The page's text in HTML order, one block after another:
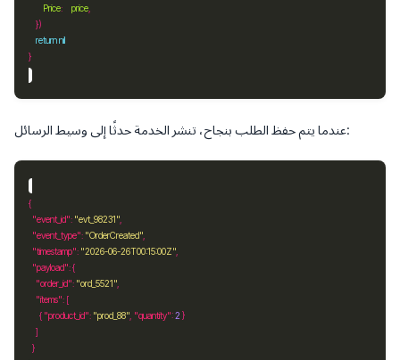
Price: price
returnnil
عندما يتم حفظ الطلب بنجاح، تنشر الخدمة حدثًا إلى وسيط الرسائل:
"event_id": "evt_98231"
"event_type": "OrderCreated"
"timestamp": "2026-06-26T00:15:00Z"
"payload"
"order_id": "ord_5521"
"items"
      {
"product_id": "prod_88" "quantity": 2